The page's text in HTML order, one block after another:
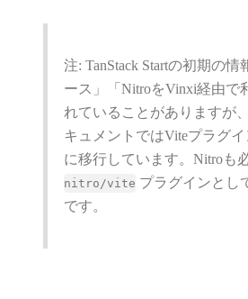
注: TanStack Startの初期の
ース」「NitroをVinxi経由で
れていることがありますが
キュメントではViteプラグ
に移行しています。Nitroも
nitro/vite プラグインとし
です。